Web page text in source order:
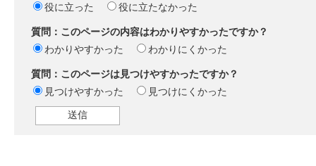
役に立った
役に立たなかった
質問：このページの内容はわかりやすかったですか？
わかりやすかった
わかりにくかった
質問：このページは見つけやすかったですか？
見つけやすかった
見つけにくかった